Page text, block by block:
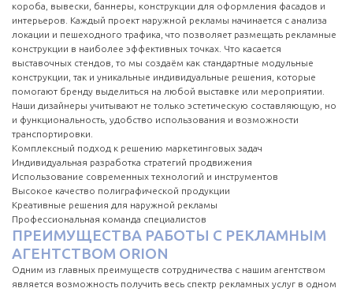
короба, вывески, баннеры, конструкции для оформления фасадов и
интерьеров. Каждый проект наружной рекламы начинается с анализа
локации и пешеходного трафика, что позволяет размещать рекламные
конструкции в наиболее эффективных точках. Что касается
выставочных стендов, то мы создаём как стандартные модульные
конструкции, так и уникальные индивидуальные решения, которые
помогают бренду выделиться на любой выставке или мероприятии.
Наши дизайнеры учитывают не только эстетическую составляющую, но
и функциональность, удобство использования и возможности
транспортировки.
Комплексный подход к решению маркетинговых задач
Индивидуальная разработка стратегий продвижения
Использование современных технологий и инструментов
Высокое качество полиграфической продукции
Креативные решения для наружной рекламы
Профессиональная команда специалистов
ПРЕИМУЩЕСТВА РАБОТЫ С РЕКЛАМНЫМ
АГЕНТСТВОМ ORION
Одним из главных преимуществ сотрудничества с нашим агентством
является возможность получить весь спектр рекламных услуг в одном